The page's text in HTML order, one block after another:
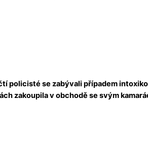
policisté se zabývali případem
zakoupila v obchodě se svým